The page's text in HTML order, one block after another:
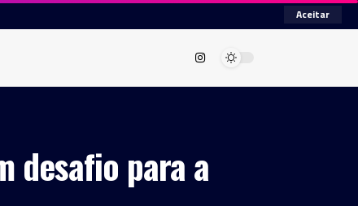
Aceitar
desafio para a